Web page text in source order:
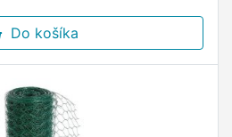
Do košíka